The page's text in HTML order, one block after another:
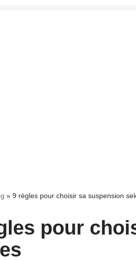
» 9 règles pour choisir sa suspension
pour